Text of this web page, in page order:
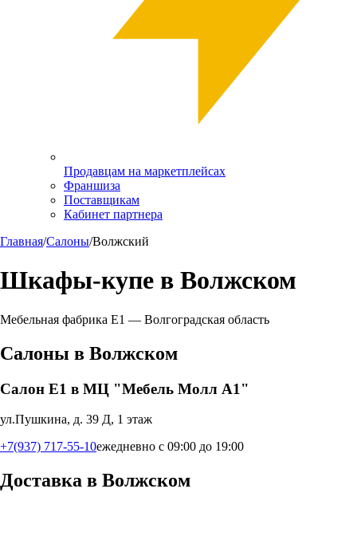
Продавцам на маркетплейсах
Франшиза
Поставщикам
Кабинет партнера
Главная/Салоны/Волжский
Шкафы-купе в Волжском
Мебельная фабрика Е1 — Волгоградская область
Салоны в Волжском
Салон Е1 в МЦ "Мебель Молл А1"
ул.Пушкина, д. 39 Д, 1 этаж
+7(937) 717-55-10ежедневно с 09:00 до 19:00
Доставка в Волжском